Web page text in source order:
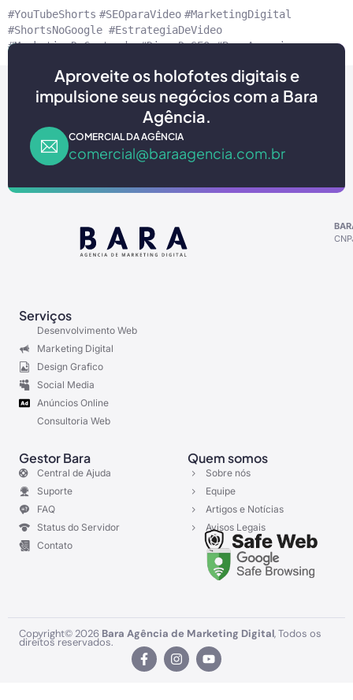
#YouTubeShorts #SEOparaVideo #MarketingDigital
#ShortsNoGoogle #EstrategiaDeVideo
#MarketingDeConteudo #DicasDeSEO #BaraAgencia
Aproveite os holofotes digitais e
impulsione seus negócios com a Bara
Agência.
COMERCIAL DA AGÊNCIA
comercial@baraagencia.com.br
Serviços
Desenvolvimento Web
Marketing Digital
Design Grafico
Social Media
Anúncios Online
Consultoria Web
Gestor Bara
Central de Ajuda
Suporte
FAQ
Status do Servidor
Contato
Quem somos
Sobre nós
Equipe
Artigos e Notícias
Avisos Legais
Copyright© 2026 Bara Agência de Marketing Digital, Todos os
direitos reservados.